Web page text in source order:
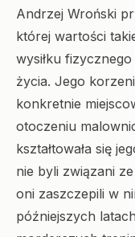
Andrzej Wroński
której wartości
wysiłku
życia. Jego
konkretnie
otoczeniu
kształtowała się
nie byli związani
oni zaszczepili w
późniejszych